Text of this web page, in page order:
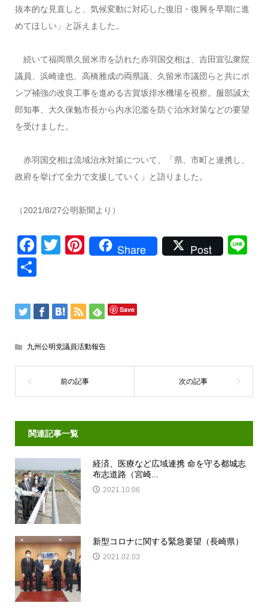
抜本的な見直しと、気候変動に対応した復旧・復興を早期に進
めてほしい」と訴えました。
続いて福岡県久留米市を訪れた赤羽国交相は、吉田宣弘衆院
議員、浜崎達也、高橋雅成の両県議、久留米市議団らと共にポ
ンプ補強の改良工事を進める古賀坂排水機場を視察。服部誠太
郎知事、大久保勉市長から内水氾濫を防ぐ治水対策などの要望
を受けました。
赤羽国交相は流域治水対策について、「県、市町と連携し、
政府を挙げて全力で支援していく」と語りました。
（2021/8/27公明新聞より）
Facebook
TwitterPinterest
Share Post
Save
九州公明党議員活動報告
関連記事一覧
経済、医療など広域連携 命を守る都城志
布志道路（宮崎...
2021.10.06
新型コロナに関する緊急要望（長崎県）
2021.02.03